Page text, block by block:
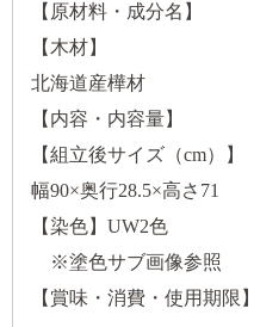
【原材料・成分名】
【木材】
北海道産樺材
【内容・内容量】
【組立後サイズ（cm）】
幅90×奥行28.5×高さ71
【染色】UW2色
※塗色サブ画像参照
【賞味・消費・使用期限】